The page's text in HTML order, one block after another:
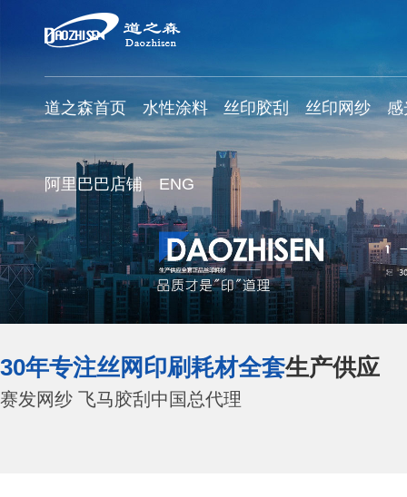
道之森首页 水性涂料 丝印胶刮 丝印网纱 感
阿里巴巴店铺 ENG
30年专注丝网印刷耗材全套生产供应
赛发网纱 飞马胶刮中国总代理